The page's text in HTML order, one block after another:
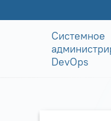
Системное
DevOps